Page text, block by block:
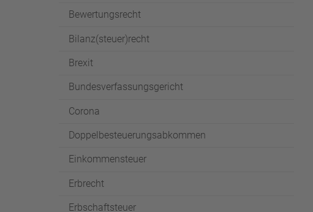
Bewertungsrecht
Bilanz(steuer)recht
Brexit
Bundesverfassungsgericht
Corona
Doppelbesteuerungsabkommen
Einkommensteuer
Erbrecht
Erbschaftsteuer